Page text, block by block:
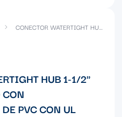
CONECTOR WATERTIGHT HUB 1-1/2" C/AISLAMIENTO CON REVESTIMIENTO DE PVC CON UL
HUB 1-1/2"
PVC CON UL